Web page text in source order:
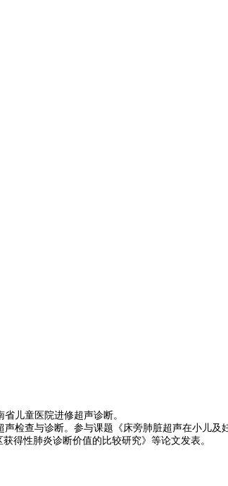
儿童医院进修超声诊断。
查与诊断。参与课题《床旁肺脏超声在小儿及
得性肺炎诊断价值的比较研究》等论文发表。